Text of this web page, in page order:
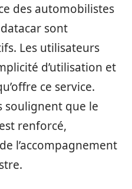
des automobilistes
sont
Les utilisateurs
d’utilisation et
ce service.
soulignent que le
renforcé,
l’accompagnement